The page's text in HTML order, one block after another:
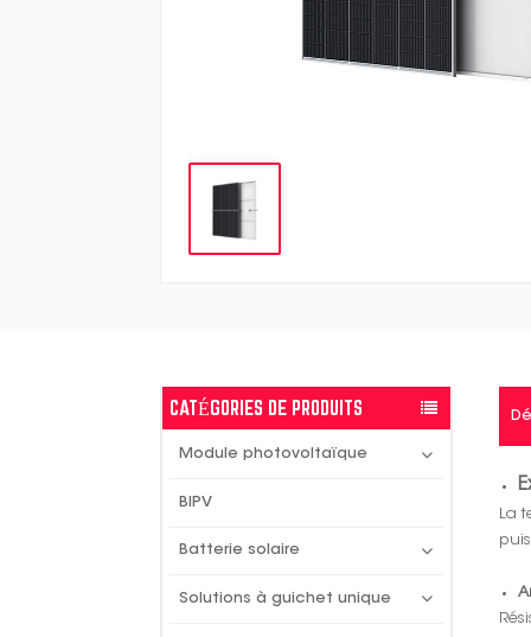
CATÉGORIES DE PRODUITS
Module photovoltaïque
BIPV
Batterie solaire
Solutions à guichet unique
La